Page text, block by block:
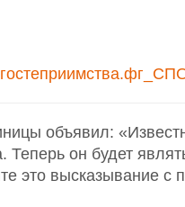
объявил:
он будет
высказывание с